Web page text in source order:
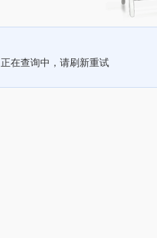
正在查询中，请刷新重试